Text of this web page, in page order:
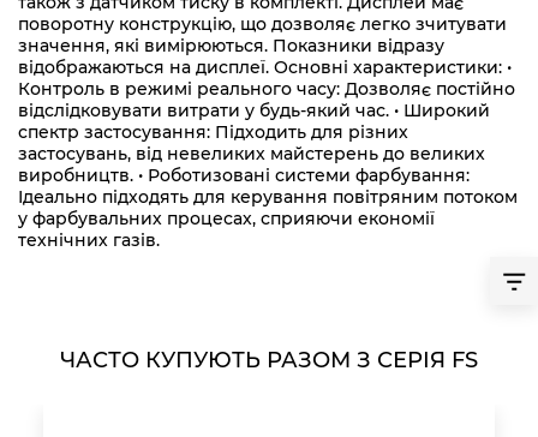
поворотну конструкцію, що дозволяє легко зчитувати
значення, які вимірюються. Показники відразу
відображаються на дисплеї. Основні характеристики: •
Контроль в режимі реального часу: Дозволяє постійно
відслідковувати витрати у будь-який час. • Широкий
спектр застосування: Підходить для різних
застосувань, від невеликих майстерень до великих
виробництв. • Роботизовані системи фарбування:
Ідеально підходять для керування повітряним потоком
у фарбувальних процесах, сприяючи економії
технічних газів.
ЧАСТО КУПУЮТЬ РАЗОМ З СЕРІЯ FS